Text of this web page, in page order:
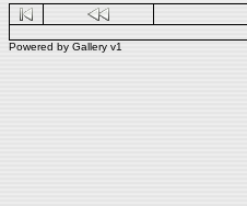
Powered by Gallery v1